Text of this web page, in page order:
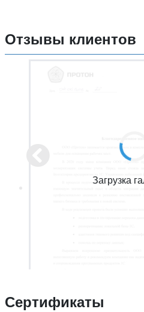
Отзывы клиентов
Загрузка
Сертификаты